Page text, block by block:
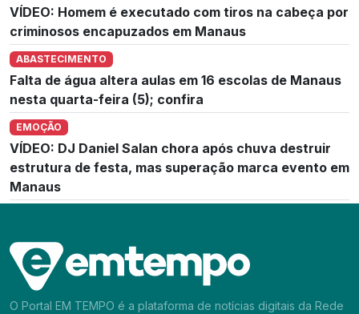
VÍDEO: Homem é executado com tiros na cabeça por
criminosos encapuzados em Manaus
ABASTECIMENTO
Falta de água altera aulas em 16 escolas de Manaus
nesta quarta-feira (5); confira
EMOÇÃO
VÍDEO: DJ Daniel Salan chora após chuva destruir
estrutura de festa, mas superação marca evento em
Manaus
O Portal EM TEMPO é a plataforma de notícias digitais da Rede